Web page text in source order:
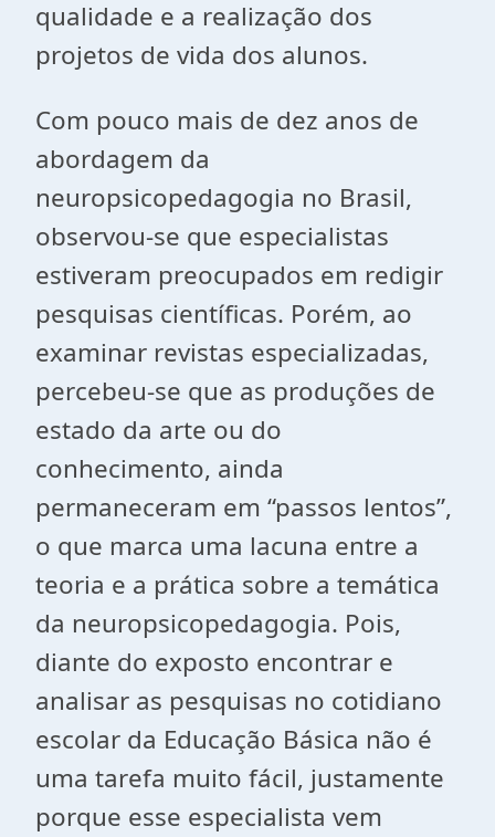
qualidade e a realização dos
projetos de vida dos alunos.
Com pouco mais de dez anos de
abordagem da
neuropsicopedagogia no Brasil,
observou-se que especialistas
estiveram preocupados em redigir
pesquisas científicas. Porém, ao
examinar revistas especializadas,
percebeu-se que as produções de
estado da arte ou do
conhecimento, ainda
permaneceram em “passos lentos”,
o que marca uma lacuna entre a
teoria e a prática sobre a temática
da neuropsicopedagogia. Pois,
diante do exposto encontrar e
analisar as pesquisas no cotidiano
escolar da Educação Básica não é
uma tarefa muito fácil, justamente
porque esse especialista vem